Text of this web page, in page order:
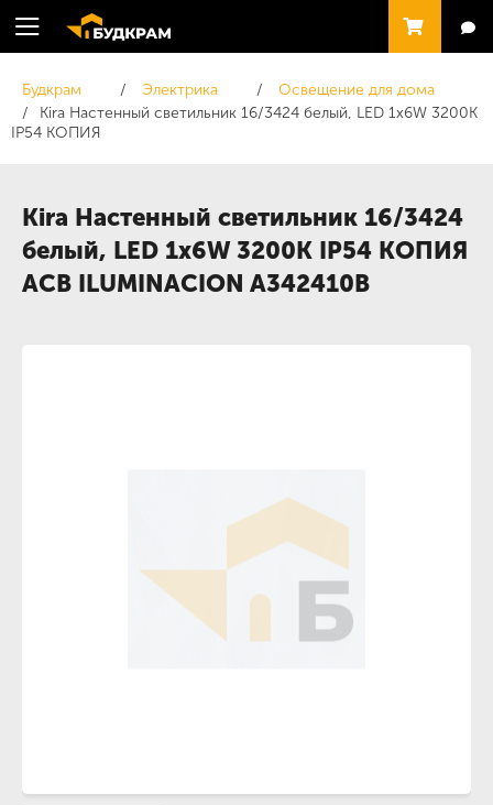
Будкрам Электрика
Освещение для дома
Kira Настенный светильник 16/3424 белый, LED 1x6W 3200K
IP54 КОПИЯ
Kira Настенный светильник 16/3424
белый, LED 1x6W 3200K IP54 КОПИЯ
ACB ILUMINACION A342410B